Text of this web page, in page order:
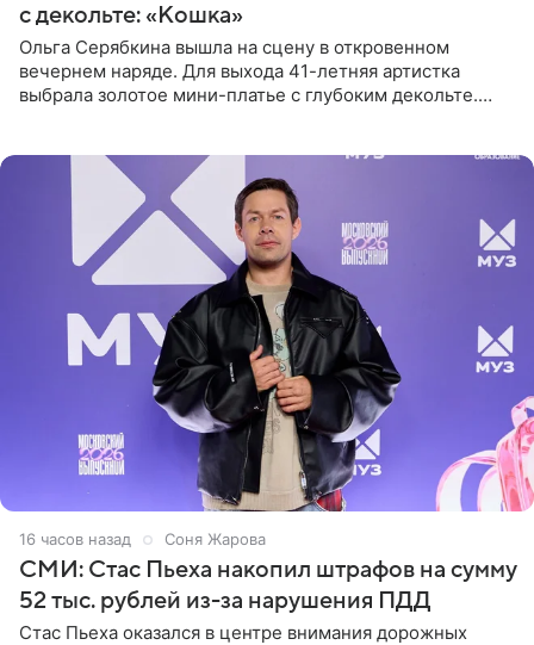
с декольте: «Кошка»
Ольга Серябкина вышла на сцену в откровенном
вечернем наряде. Для выхода 41-летняя артистка
выбрала золотое мини-платье с глубоким декольте.
16 часов назад Соня Жарова
СМИ: Стас Пьеха накопил штрафов на сумму
52 тыс. рублей из-за нарушения ПДД
Стас Пьеха оказался в центре внимания дорожных